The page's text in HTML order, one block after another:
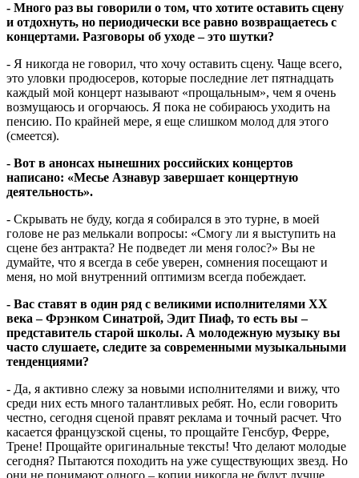
- Много раз вы говорили о том, что хотите оставить сцену
и отдохнуть, но периодически все равно возвращаетесь с
концертами. Разговоры об уходе – это шутки?
- Я никогда не говорил, что хочу оставить сцену. Чаще всего,
это уловки продюсеров, которые последние лет пятнадцать
каждый мой концерт называют «прощальным», чем я очень
возмущаюсь и огорчаюсь. Я пока не собираюсь уходить на
пенсию. По крайней мере, я еще слишком молод для этого
(смеется).
- Вот в анонсах нынешних российских концертов
написано: «Месье Азнавур завершает концертную
деятельность».
- Скрывать не буду, когда я собирался в это турне, в моей
голове не раз мелькали вопросы: «Смогу ли я выступить на
сцене без антракта? Не подведет ли меня голос?» Вы не
думайте, что я всегда в себе уверен, сомнения посещают и
меня, но мой внутренний оптимизм всегда побеждает.
- Вас ставят в один ряд с великими исполнителями XX
века – Фрэнком Синатрой, Эдит Пиаф, то есть вы –
представитель старой школы. А молодежную музыку вы
часто слушаете, следите за современными музыкальными
тенденциями?
- Да, я активно слежу за новыми исполнителями и вижу, что
среди них есть много талантливых ребят. Но, если говорить
честно, сегодня сценой правят реклама и точный расчет. Что
касается французской сцены, то прощайте Генсбур, Ферре,
Трене! Прощайте оригинальные тексты! Что делают молодые
сегодня? Пытаются походить на уже существующих звезд. Но
они не понимают одного – копии никогда не будут лучше